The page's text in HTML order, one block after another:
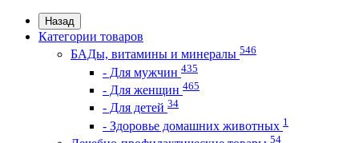
Назад
Категории товаров
БАДы, витамины и минералы 546
- Для мужчин 435
- Для женщин 465
- Для детей 34
- Здоровье домашних животных 1
54